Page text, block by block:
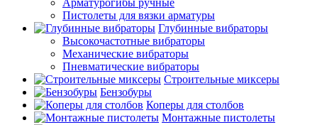
Арматурогибы ручные
Пистолеты для вязки арматуры
Глубинные вибраторы
Высокочастотные вибраторы
Механические вибраторы
Пневматические вибраторы
Строительные миксеры
Бензобуры
Коперы для столбов
Монтажные пистолеты